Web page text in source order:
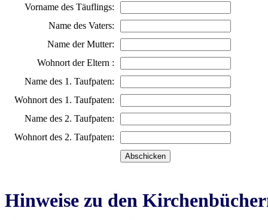
Vorname des Täuflings:
Name des Vaters:
Name der Mutter:
Wohnort der Eltern :
Name des 1. Taufpaten:
Wohnort des 1. Taufpaten:
Name des 2. Taufpaten:
Wohnort des 2. Taufpaten:
Hinweise zu den